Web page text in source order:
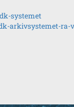
systemet
arkivsystemet-ra-